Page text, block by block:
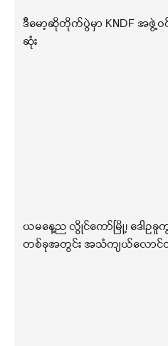
ဒီမော့ဆိုတိုက်ပွဲမှာ KNDF အဖွဲ့ဝ
ဆုံး
ယမနေ့ည လွိုင်ကော်မြို့၊ ဒေါဥခူ
တစ်ခုအတွင်း အသံကျယ်လောင်